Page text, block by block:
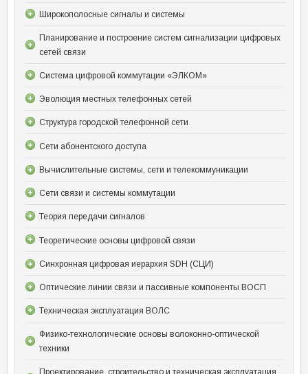
Широкополосные сигналы и системы
Планирование и построение систем сигнализации цифровых
сетей связи
Система цифровой коммутации «ЭЛКОМ»
Эволюция местных телефонных сетей
Структура городской телефонной сети
Сети абонентского доступа
Вычислительные системы, сети и телекоммуникации
Сети связи и системы коммутации
Теория передачи сигналов
Теоретические основы цифровой связи
Синхронная цифровая иерархия SDH (СЦИ)
Оптические линии связи и пассивные компоненты ВОСП
Техническая эксплуатация ВОЛС
Физико-технологические основы волоконно-оптической
техники
Проектирование, строительство и техническая эксплуатация